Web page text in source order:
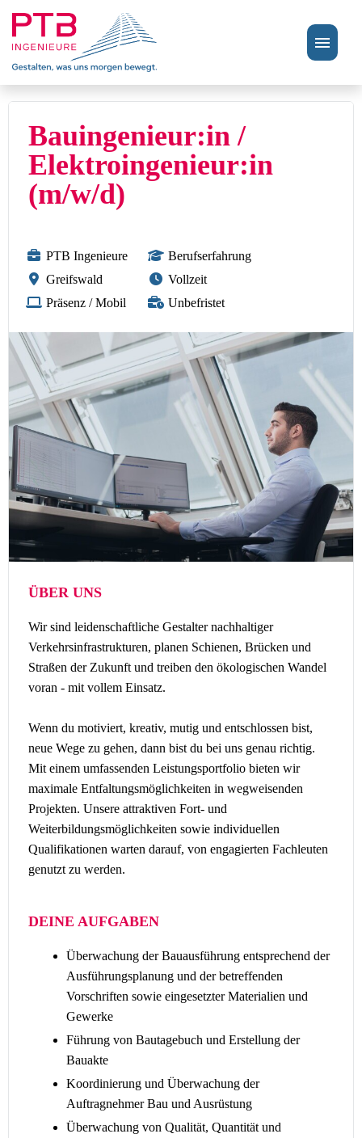
Stellenangebote
Perspektiven
FAQ
Bauingenieur:in /
Elektroingenieur:in
(m/w/d)
PTB Ingenieure
Greifswald
Präsenz / Mobil
Berufserfahrung
Vollzeit
Unbefristet
ÜBER UNS
Wir sind leidenschaftliche Gestalter nachhaltiger
Verkehrsinfrastrukturen, planen Schienen, Brücken und
Straßen der Zukunft und treiben den ökologischen Wandel
voran - mit vollem Einsatz.
Wenn du motiviert, kreativ, mutig und entschlossen bist,
neue Wege zu gehen, dann bist du bei uns genau richtig.
Mit einem umfassenden Leistungsportfolio bieten wir
maximale Entfaltungsmöglichkeiten in wegweisenden
Projekten. Unsere attraktiven Fort- und
Weiterbildungsmöglichkeiten sowie individuellen
Qualifikationen warten darauf, von engagierten Fachleuten
genutzt zu werden.
DEINE AUFGABEN
Überwachung der Bauausführung entsprechend der
Ausführungsplanung und der betreffenden
Vorschriften sowie eingesetzter Materialien und
Gewerke
Führung von Bautagebuch und Erstellung der
Bauakte
Koordinierung und Überwachung der
Auftragnehmer Bau und Ausrüstung
Überwachung von Qualität, Quantität und